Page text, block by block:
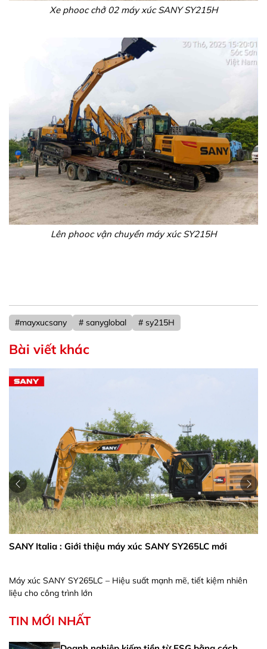
Xe phooc chở 02 máy xúc SANY SY215H
Lên phooc vận chuyển máy xúc SY215H
#mayxucsany # sanyglobal # sy215H
Bài viết khác
SANY Italia : Giới thiệu máy xúc SANY SY265LC mới
Máy xúc SANY SY265LC – Hiệu suất mạnh mẽ, tiết kiệm nhiên
liệu cho công trình lớn
TIN MỚI NHẤT